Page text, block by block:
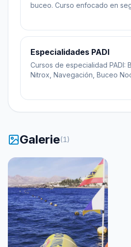
buceo. Curso enfocado en
primeros auxilios. Desarrolla
Especialidades PADI
Cursos de especialidad PADI:
Nitrox, Navegación, Buceo
Flotabilidad Perfecta,
Galerie(1)